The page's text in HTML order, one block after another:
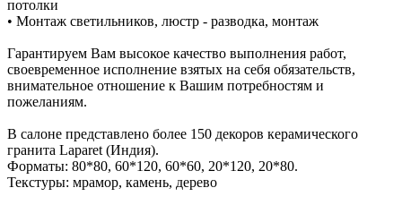
потолки
• Монтаж светильников, люстр - разводка, монтаж
Гарантируем Вам высокое качество выполнения работ,
своевременное исполнение взятых на себя обязательств,
внимательное отношение к Вашим потребностям и
пожеланиям.
В салоне представлено более 150 декоров керамического
гранита Laparet (Индия).
Форматы: 80*80, 60*120, 60*60, 20*120, 20*80.
Текстуры: мрамор, камень, дерево